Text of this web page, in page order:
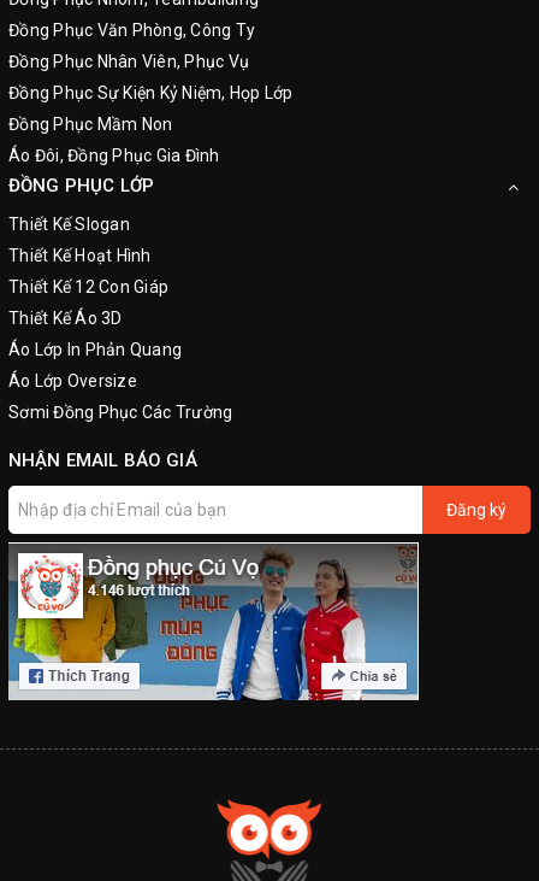
Đồng Phục Văn Phòng, Công Ty
Đồng Phục Nhân Viên, Phục Vụ
Đồng Phục Sự Kiện Kỷ Niệm, Họp Lớp
Đồng Phục Mầm Non
Áo Đôi, Đồng Phục Gia Đình
ĐỒNG PHỤC LỚP
Thiết Kế Slogan
Thiết Kế Hoạt Hình
Thiết Kế 12 Con Giáp
Thiết Kế Áo 3D
Áo Lớp In Phản Quang
Áo Lớp Oversize
Sơmi Đồng Phục Các Trường
NHẬN EMAIL BÁO GIÁ
Đăng ký